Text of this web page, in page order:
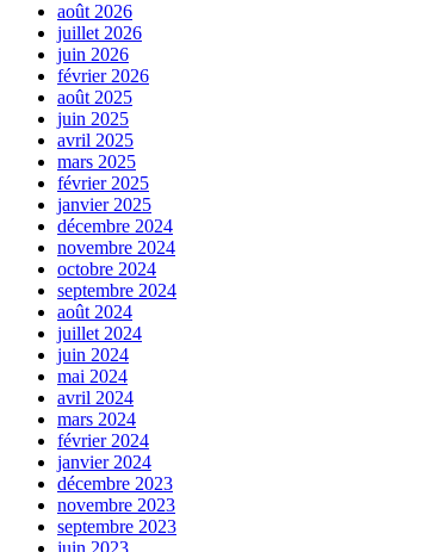
août 2026
juillet 2026
juin 2026
février 2026
août 2025
juin 2025
avril 2025
mars 2025
février 2025
janvier 2025
décembre 2024
novembre 2024
octobre 2024
septembre 2024
août 2024
juillet 2024
juin 2024
mai 2024
avril 2024
mars 2024
février 2024
janvier 2024
décembre 2023
novembre 2023
septembre 2023